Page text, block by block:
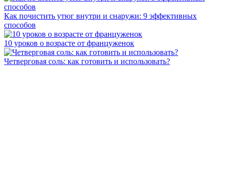
Как почистить утюг внутри и снаружи: 9 эффективных
способов
10 уроков о возрасте от француженок
Четверговая соль: как готовить и использовать?